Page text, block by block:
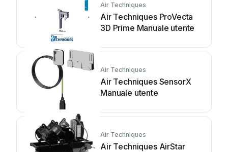
Air Techniques
Air Techniques ProVecta
3D Prime Manuale utente
Air Techniques
Air Techniques SensorX
Manuale utente
Air Techniques
Air Techniques AirStar